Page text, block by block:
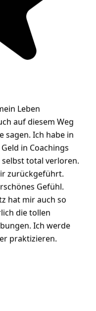
auf diesem Weg
sagen. Ich habe in
in Coachings
total verloren.
zurückgeführt.
Ich werde
praktizieren.